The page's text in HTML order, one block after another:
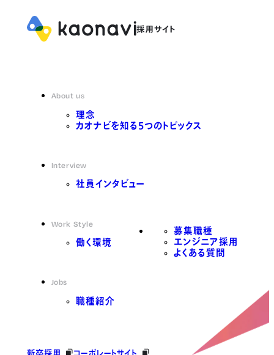
About us
理念
カオナビを知る5つのトピックス
Interview
社員インタビュー
Work Style
働く環境
Jobs
職種紹介
募集職種
エンジニア採用
よくある質問
新卒採用 コーポレートサイト